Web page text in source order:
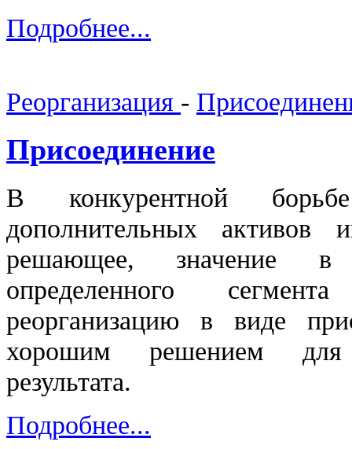
Подробнее...
Реорганизация -
Присоединение
В конкурентной борьбе
дополнительных активов
решающее, значение в
определенного
реорганизацию в виде
хорошим решением для
результата.
Подробнее...